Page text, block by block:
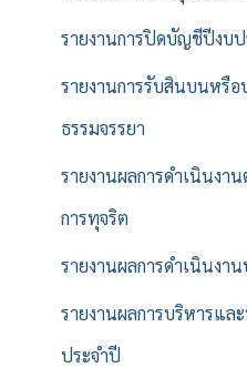
รายงานการปิดบัญชีปีงบ
รายงานการรับสินบนหรือ
ธรรมจรรยา
รายงานผลการดำเนินง
การทุจริต
รายงานผลการดำเนินงา
รายงานผลการบริหารแ
ประจำปี